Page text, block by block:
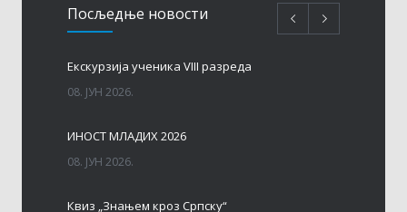
Посљедњe новости
Eкскурзија ученика VIII разреда
08. ЈУН 2026.
ИНОСТ МЛАДИХ 2026
08. ЈУН 2026.
Квиз „Знањем кроз Српску“